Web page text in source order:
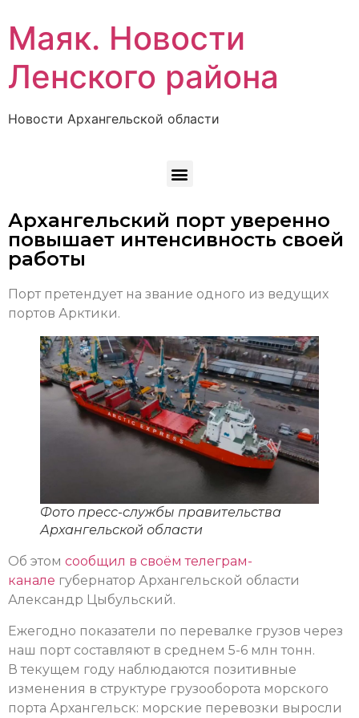
Маяк. Новости
Ленского района
Новости Архангельской области
Архангельский порт уверенно
повышает интенсивность своей
работы
Порт претендует на звание одного из ведущих
портов Арктики.
Фото пресс-службы правительства
Архангельской области
Об этом сообщил в своём телеграм-
канале губернатор Архангельской области
Александр Цыбульский.
Ежегодно показатели по перевалке грузов через
наш порт составляют в среднем 5-6 млн тонн.
В текущем году наблюдаются позитивные
изменения в структуре грузооборота морского
порта Архангельск: морские перевозки выросли